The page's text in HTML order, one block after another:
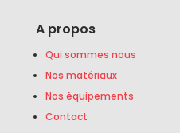
A propos
Qui sommes nous
Nos matériaux
Nos équipements
Contact